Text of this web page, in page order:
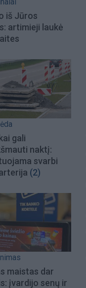
iš Jūros
artimieji laukė
gali
naktį:
svarbi
(2)
maistas dar
įvardijo senų ir